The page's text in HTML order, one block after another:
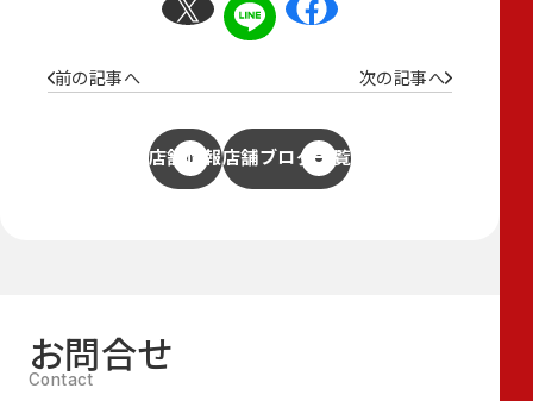
前の記事へ 次の記事へ
店舗情報店舗ブログ一覧
お問合せ